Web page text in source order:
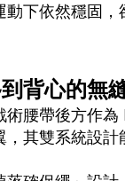
動下依然穩固，
背心的無
術腰帶後方作
，其雙系統設計